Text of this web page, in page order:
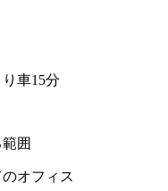
車15分
囲
オフィス